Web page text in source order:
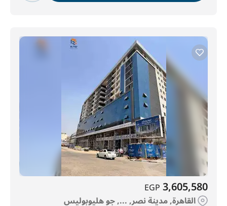
3,605,580
EGP
القاهرة, مدينة نصر, ..., جو هليوبوليس